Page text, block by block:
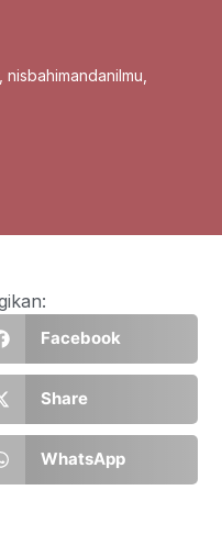
nisbahimandanilmu
Facebook
Share
WhatsApp